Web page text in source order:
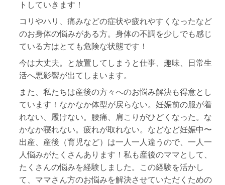
トしていきます！
コリやハリ、痛みなどの症状や疲れやすくなったなど
のお身体の悩みがある方。身体の不調を少しでも感じ
ている方はとても危険な状態です！
今は大丈夫。と放置してしまうと仕事、趣味、日常生
活へ悪影響が出てしまいます。
また、私たちは産後の方々へのお悩み解決も得意とし
ています！なかなか体型が戻らない。妊娠前の服が着
れない、履けない。腰痛、肩こりがひどくなった。な
かなか寝れない。疲れが取れない。などなど妊娠中〜
出産、産後（育児など）は一人一人違うので、一人一
人悩みがたくさんあります！私も産後のママとして、
たくさんの悩みを経験しました。この経験を活かし
て、ママさん方のお悩みを解決させていただくための